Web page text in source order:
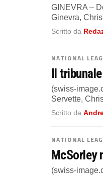
GINEVRA –
Ginevra,
Scritto da
NATIONAL
Il
(swiss-
Servette,
Scritto da
NATIONAL
McSorley
(swiss-